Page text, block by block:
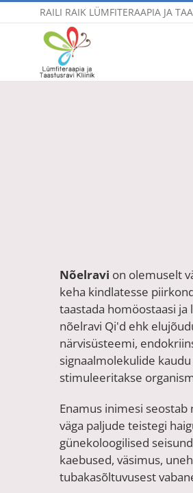
to
RAILI RAIK LÜMFITERAAPIA JA
Nõelravi on olemuselt
keha kindlatesse
taastada homöostaasi
nõelravi Qi'd ehk
närvisüsteemi,
signaalmolekulide
stimuleeritakse
Enamus inimesi
väga paljude teistegi
günekoloogilised
kaebused, väsimus,
tubakasõltuvusest